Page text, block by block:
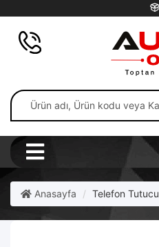
Anasayfa Telefon Tutucu